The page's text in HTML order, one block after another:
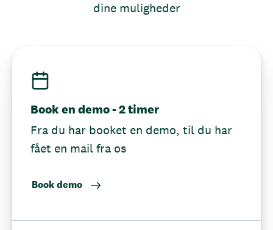
dine muligheder
Book en demo - 2 timer
Fra du har booket en demo, til du har
fået en mail fra os
Book demo